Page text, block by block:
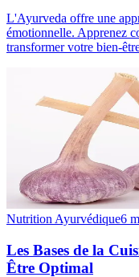
L'Ayurveda offre une
émotionnelle. Apprenez
transformer votre bien-
Nutrition Ayurvédique6
Les Bases de la
Être Optimal